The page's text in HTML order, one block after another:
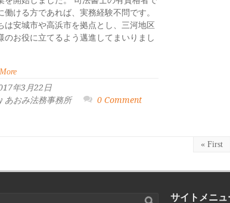
働ける方であれば、実務経験不問です。
は安城市や高浜市を拠点とし、三河地区
のお役に立てるよう邁進してまいりまし
年3月22日
あおみ法務事務所
0 Comment
« First
サイトメニュ